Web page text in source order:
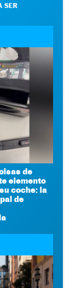
SER
de
elemento
coche: la
de